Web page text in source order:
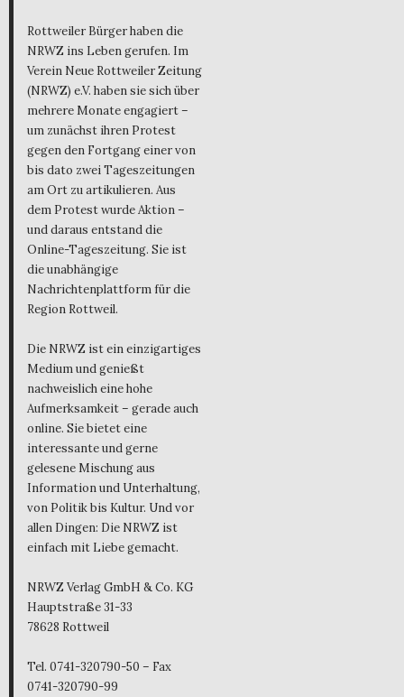
Rottweiler Bürger haben die
NRWZ ins Leben gerufen. Im
Verein Neue Rottweiler Zeitung
(NRWZ) e.V. haben sie sich über
mehrere Monate engagiert –
um zunächst ihren Protest
gegen den Fortgang einer von
bis dato zwei Tageszeitungen
am Ort zu artikulieren. Aus
dem Protest wurde Aktion –
und daraus entstand die
Online-Tageszeitung. Sie ist
die unabhängige
Nachrichtenplattform für die
Region Rottweil.
Die NRWZ ist ein einzigartiges
Medium und genießt
nachweislich eine hohe
Aufmerksamkeit – gerade auch
online. Sie bietet eine
interessante und gerne
gelesene Mischung aus
Information und Unterhaltung,
von Politik bis Kultur. Und vor
allen Dingen: Die NRWZ ist
einfach mit Liebe gemacht.
NRWZ Verlag GmbH & Co. KG
Hauptstraße 31-33
78628 Rottweil
Tel. 0741-320790-50 – Fax
0741-320790-99